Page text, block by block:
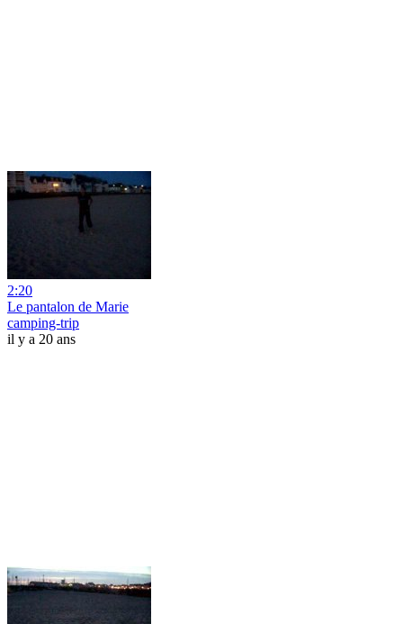
2:20
Le pantalon de Marie
camping-trip
il y a 20 ans